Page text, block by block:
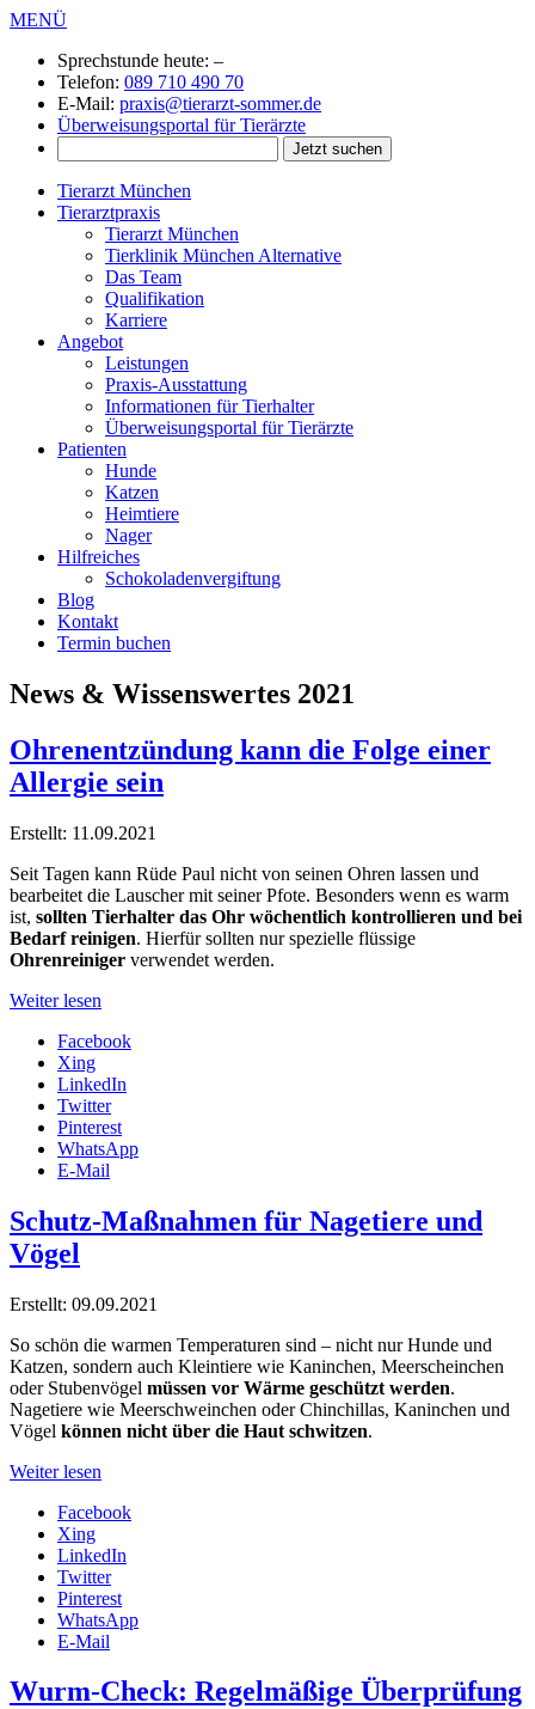
MENÜ
Sprechstunde heute: –
Telefon: 089 710 490 70
E-Mail: praxis@tierarzt-sommer.de
Überweisungsportal für Tierärzte
Tierarzt München
Tierarztpraxis
Tierarzt München
Tierklinik München Alternative
Das Team
Qualifikation
Karriere
Angebot
Leistungen
Praxis-Ausstattung
Informationen für Tierhalter
Überweisungsportal für Tierärzte
Patienten
Hunde
Katzen
Heimtiere
Nager
Hilfreiches
Schokoladenvergiftung
Blog
Kontakt
Termin buchen
News & Wissenswertes 2021
Ohrenentzündung kann die Folge einer
Allergie sein
Erstellt: 11.09.2021
Seit Tagen kann Rüde Paul nicht von seinen Ohren lassen und
bearbeitet die Lauscher mit seiner Pfote. Besonders wenn es warm
ist, sollten Tierhalter das Ohr wöchentlich kontrollieren und bei
Bedarf reinigen. Hierfür sollten nur spezielle flüssige
Ohrenreiniger verwendet werden.
Weiter lesen
Facebook
Xing
LinkedIn
Twitter
Pinterest
WhatsApp
E-Mail
Schutz-Maßnahmen für Nagetiere und
Vögel
Erstellt: 09.09.2021
So schön die warmen Temperaturen sind – nicht nur Hunde und
Katzen, sondern auch Kleintiere wie Kaninchen, Meerscheinchen
oder Stubenvögel müssen vor Wärme geschützt werden.
Nagetiere wie Meerschweinchen oder Chinchillas, Kaninchen und
Vögel können nicht über die Haut schwitzen.
Weiter lesen
Facebook
Xing
LinkedIn
Twitter
Pinterest
WhatsApp
E-Mail
Wurm-Check: Regelmäßige Überprüfung